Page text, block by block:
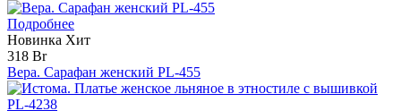
Подробнее
Новинка Хит
318 Br
Вера. Сарафан женский PL-455